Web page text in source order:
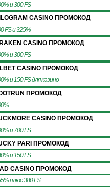
и 300 FS
CASINO ПРОМОКОД
FS и 325%
CASINO ПРОМОКОД
и 300 FS
CASINO ПРОМОКОД
и 150 FS для казино
ПРОМОКОД
CASINO ПРОМОКОД
и 700 FS
PARI ПРОМОКОД
и 150 FS
CASINO ПРОМОКОД
плюс 380 FS